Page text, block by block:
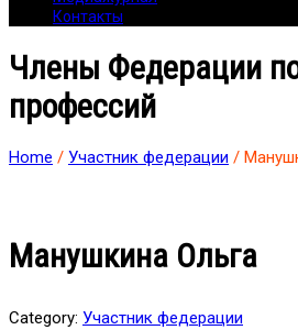
Контакты
Члены Федерации
профессий
Home / Участник федерации /
Манушкина Ольга
Category: Участник федерации